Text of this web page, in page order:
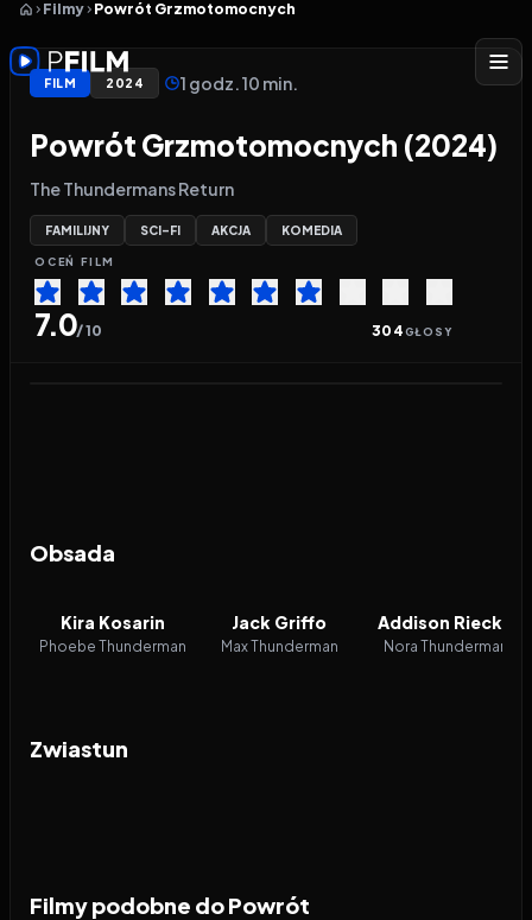
Filmy Powrót Grzmotomocnych
FILM 2024 1 godz. 10 min.
Powrót Grzmotomocnych (2024)
The Thundermans Return
FAMILIJNY SCI-FI AKCJA KOMEDIA
OCEŃ FILM
7.0/ 10 304GŁOSY
Obsada
Kira Kosarin
Phoebe Thunderman
Jack Griffo
Max Thunderman
Addison Riecke
Nora Thunderman
Zwiastun
Filmy podobne do Powrót